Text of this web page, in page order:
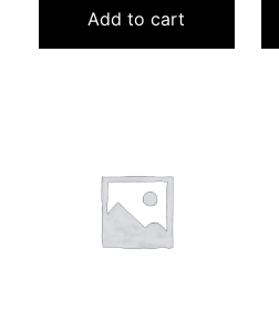
Add to cart